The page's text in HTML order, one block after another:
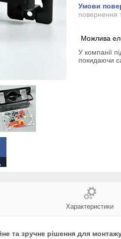
повернення
У компанії
покидаючи
Характеристики
та зручне рішення для